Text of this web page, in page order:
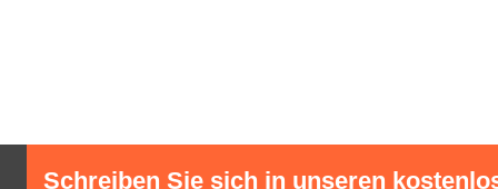
Schreiben Sie sich in unseren